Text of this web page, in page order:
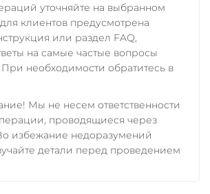
уточняйте на выбранном
клиентов предусмотрена
или раздел FAQ,
на самые частые вопросы
При необходимости обратитесь в
Мы не несем ответственности
проводящиеся через
избежание недоразумений
детали перед проведением